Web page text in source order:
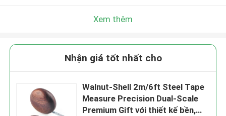
Xem thêm
Nhận giá tốt nhất cho
Walnut-Shell 2m/6ft Steel Tape
Measure Precision Dual-Scale
Premium Gift với thiết kế bền,